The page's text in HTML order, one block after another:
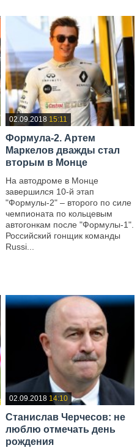
02.09.2018 15:11
Формула-2. Артем
Маркелов дважды стал
вторым в Монце
На автодроме в Монце
завершился 10-й этап
"Формулы-2" – второго по силе
чемпионата по кольцевым
автогонкам после "Формулы-1".
Российский гонщик команды
Russi...
02.09.2018 14:10
Станислав Черчесов: не
люблю отмечать день
рождения